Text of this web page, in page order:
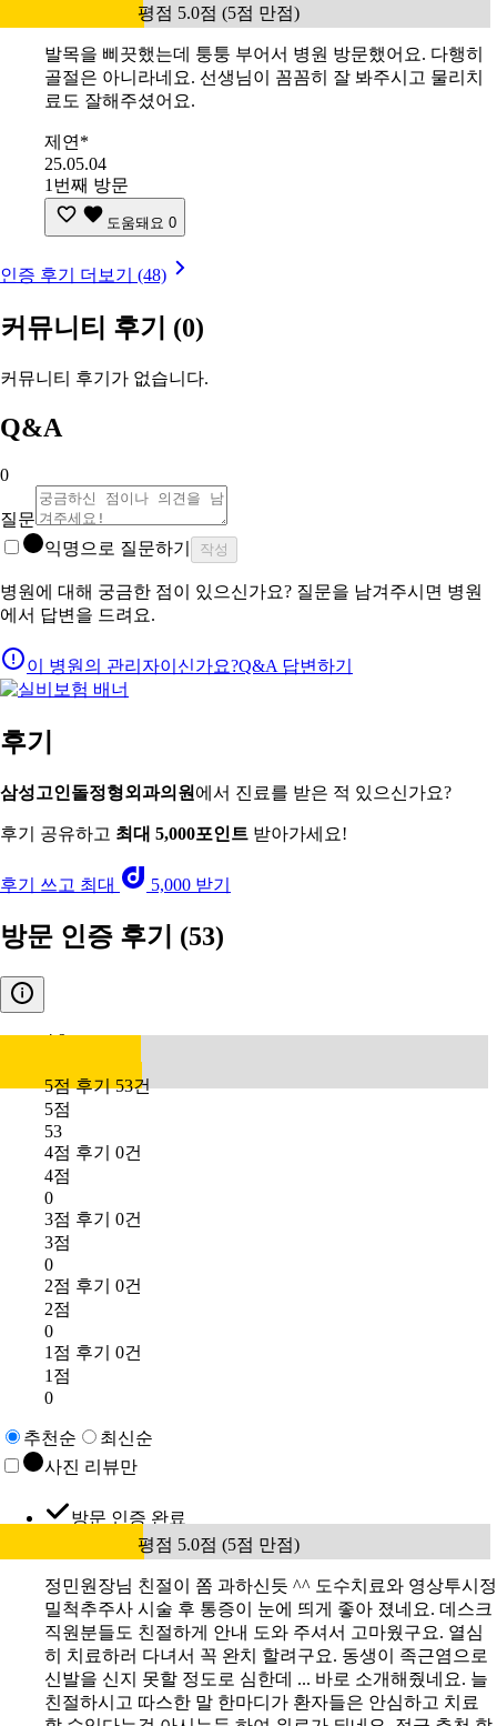
평점 5.0점 (5점 만점)
발목을 삐끗했는데 퉁퉁 부어서 병원 방문했어요. 다행히
골절은 아니라네요. 선생님이 꼼꼼히 잘 봐주시고 물리치
료도 잘해주셨어요.
제연*
25.05.04
1번째 방문
도움돼요 0
인증 후기 더보기 (48)
커뮤니티 후기 (0)
커뮤니티 후기가 없습니다.
Q&A
0
질문
익명으로 질문하기
작성
병원에 대해 궁금한 점이 있으신가요? 질문을 남겨주시면 병원
에서 답변을 드려요.
이 병원의 관리자이신가요?Q&A 답변하기
후기
삼성고인돌정형외과의원 에서 진료를 받은 적 있으신가요?
후기 공유하고 최대 5,000포인트 받아가세요!
후기 쓰고 최대 5,000 받기
방문 인증 후기 (53)
4.9
5점 후기 53건
5점
53
4점 후기 0건
4점
0
3점 후기 0건
3점
0
2점 후기 0건
2점
0
1점 후기 0건
1점
0
추천순
최신순
사진 리뷰만
방문 인증 완료
평점 5.0점 (5점 만점)
정민원장님 친절이 쫌 과하신듯 ^^ 도수치료와 영상투시정
밀척추주사 시술 후 통증이 눈에 띄게 좋아 졌네요. 데스크
직원분들도 친절하게 안내 도와 주셔서 고마웠구요. 열심
히 치료하러 다녀서 꼭 완치 할려구요. 동생이 족근염으로
신발을 신지 못할 정도로 심한데 ... 바로 소개해줬네요. 늘
친절하시고 따스한 말 한마디가 환자들은 안심하고 치료